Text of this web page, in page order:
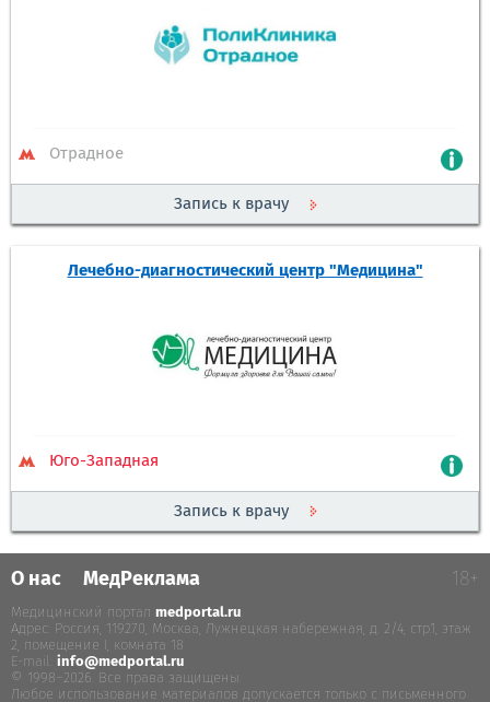
Отрадное
Запись к врачу
Лечебно-диагностический центр "Медицина"
Юго-Западная
Запись к врачу
О нас МедРеклама 18+
Медицинский портал medportal.ru
Адрес: Россия, 119270, Москва, Лужнецкая набережная, д. 2/4, стр.1, этаж
2, помещение I, комната 18
E-mail: info@medportal.ru
© 1998–2026. Все права защищены.
Любое использование материалов допускается только с письменного